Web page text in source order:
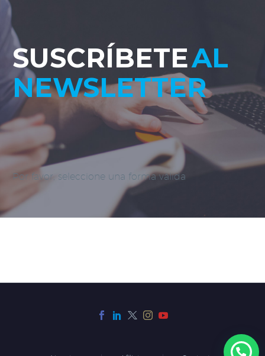
SUSCRÍBETEAL
NEWSLETTER
Por favor, seleccione una forma válida